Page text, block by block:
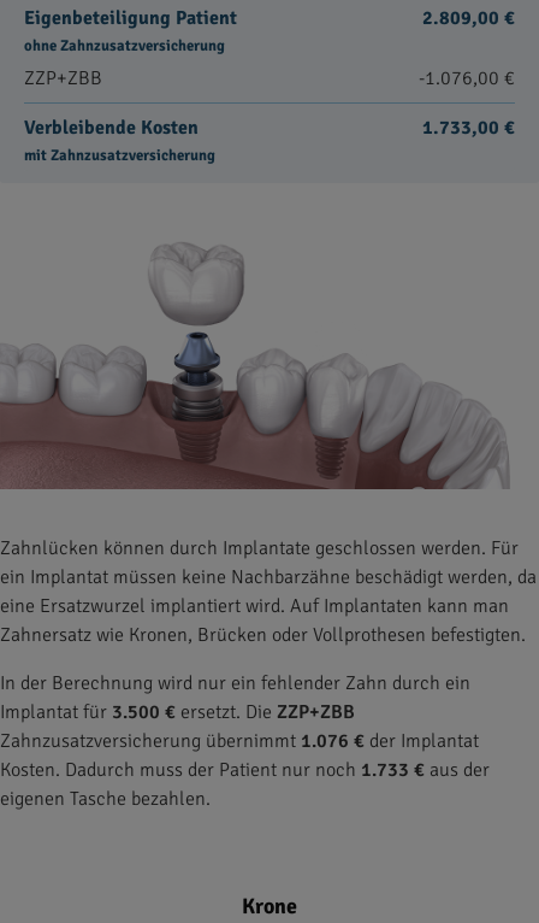
Eigenbeteiligung Patient
ohne Zahnzusatzversicherung
2.809,00 €
ZZP+ZBB -1.076,00 €
Verbleibende Kosten
mit Zahnzusatzversicherung
1.733,00 €
Zahnlücken können durch Implantate geschlossen werden. Für
ein Implantat müssen keine Nachbarzähne beschädigt werden, da
eine Ersatzwurzel implantiert wird. Auf Implantaten kann man
Zahnersatz wie Kronen, Brücken oder Vollprothesen befestigten.
In der Berechnung wird nur ein fehlender Zahn durch ein
Implantat für 3.500 € ersetzt. Die ZZP+ZBB
Zahnzusatzversicherung übernimmt 1.076 € der Implantat
Kosten. Dadurch muss der Patient nur noch 1.733 € aus der
eigenen Tasche bezahlen.
Krone